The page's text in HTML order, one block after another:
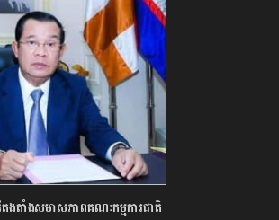
តាំងសមាសភាពគណៈកម្មការជាតិ